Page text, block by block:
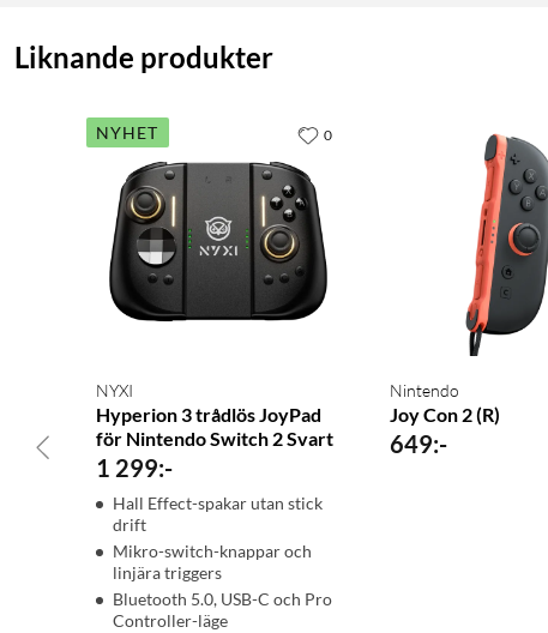
Liknande produkter
NYHET
NYXI
Hyperion 3 trådlös JoyPad
för Nintendo Switch 2 Svart
1 299:-
Hall Effect-spakar utan stick
drift
Mikro-switch-knappar och
linjära triggers
Bluetooth 5.0, USB-C och Pro
Controller-läge
0
Nintendo
Joy Con 2 (R)
649:-